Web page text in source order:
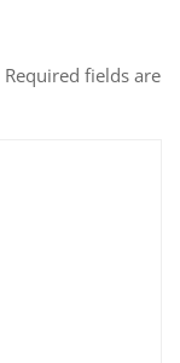
Required fields are